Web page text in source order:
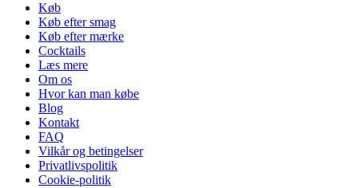
Køb
Køb efter smag
Køb efter mærke
Cocktails
Læs mere
Om os
Hvor kan man købe
Blog
Kontakt
FAQ
Vilkår og betingelser
Privatlivspolitik
Cookie-politik